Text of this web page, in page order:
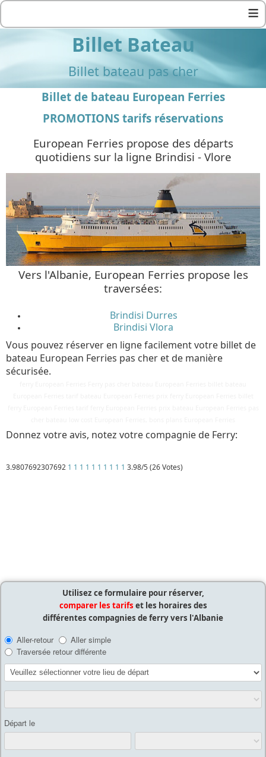
≡
Billet Bateau
Billet bateau pas cher
Billet de bateau European Ferries
PROMOTIONS tarifs réservations
European Ferries propose des départs
quotidiens sur la ligne Brindisi - Vlore
Vers l'Albanie, European Ferries propose les
traversées:
Brindisi Durres
Brindisi Vlora
Vous pouvez réserver en ligne facilement votre billet de
bateau European Ferries pas cher et de manière
sécurisée.
Donnez votre avis, notez votre compagnie de Ferry:
3.9807692307692 1 1 1 1 1 1 1 1 1 1 3.98/5 (26 Votes)
Utilisez ce formulaire pour réserver,
comparer les tarifs et les horaires des
différentes compagnies de ferry vers l'Albanie